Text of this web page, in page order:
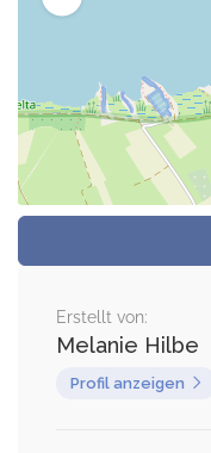
Erstellt von:
Melanie Hilbe
Profil anzeigen